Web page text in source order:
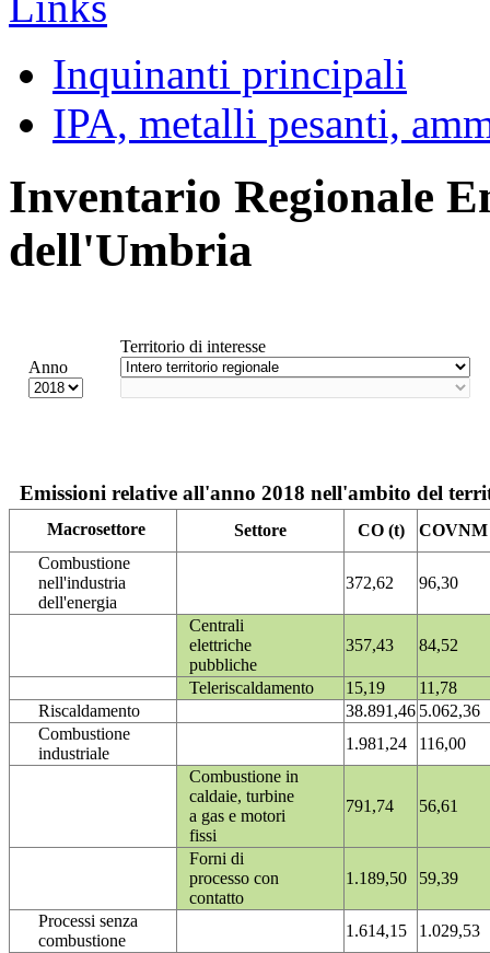
Inquinanti principali
IPA, metalli pesanti,
Inventario Regionale
dell'Umbria
Anno
Territorio di interesse
Emissioni relative all'anno 2018 nell'ambito del
Macrosettore Settore CO (t)
COVNM
Combustione
nell'industria
dell'energia
372,62 96,30
Centrali
elettriche
pubbliche
357,43 84,52
Teleriscaldamento 15,19
11,78
Riscaldamento
38.891,46 5.062,36
Combustione
industriale
1.981,24
116,00
Combustione in
caldaie, turbine
a gas e motori
fissi
791,74 56,61
Forni di
processo con
contatto
1.189,50 59,39
Processi senza
combustione
1.614,15
1.029,53